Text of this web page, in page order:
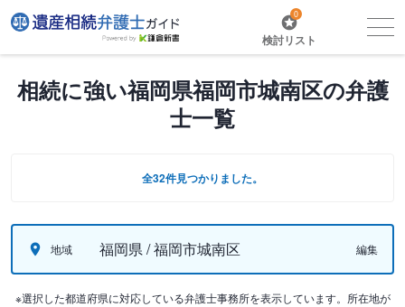
0
検討リスト
相続に強い福岡県福岡市城南区の弁護
士一覧
全32件見つかりました。
地域 福岡県 / 福岡市城南区 編集
※選択した都道府県に対応している弁護士事務所を表示しています。所在地が